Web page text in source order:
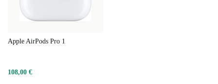
Apple AirPods Pro 1
108,00 €